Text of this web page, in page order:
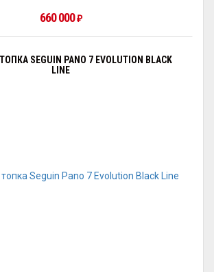
660 000₽
SEGUIN PANO 7 EVOLUTION BLACK
LINE